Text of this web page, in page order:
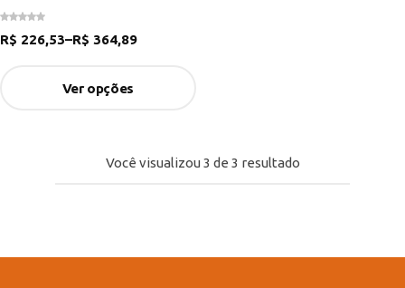
R$ 226,53–R$ 364,89
Ver opções
Você visualizou3 de 3 resultado